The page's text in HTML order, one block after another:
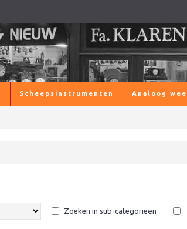
Scheepsinstrumenten Analoog
Zoeken in sub-categorieën